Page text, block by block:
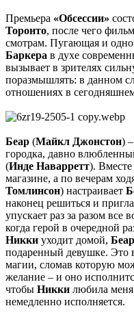
Премьера «Обсессии»
Торонто, после чего
смотрам. Пугающая и
Баркера в духе
вызывает в зрителях
поразмышлять: в данном
отношениях в
Беар (Майкл Джонстон)
городка, давно
(Инде Наварретт).
магазине, а по вечерам
Томлинсон) настраивает
наконец решиться и
упускает раз за разом все
когда герой в очередной
Никки уходит домой, Беар
подаренный девушке. Это
магии, сломав которую
желание – и оно
чтобы Никки любила
немедленно исполняется.